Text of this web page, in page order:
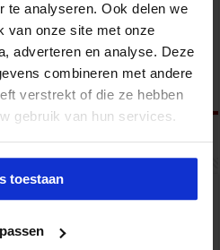
te analyseren. Ook delen we
van onze site met onze
adverteren en analyse. Deze
combineren met andere
verstrekt of die ze hebben
gebruik van hun services.
toestaan
aanpak van geweld
en
12 december 2016 van 15:20
Ik denk nooit echt over zulke
het lezen van dit artikel vind ik